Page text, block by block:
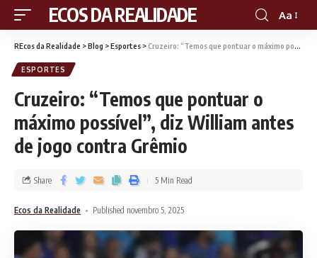
RECOS DA REALIDADE Aa
REcos da Realidade >Blog >Esportes >Cruzeiro: “Temos que pontuar o máximo possível”, diz William antes de jogo contra Grêmio
ESPORTES
Cruzeiro: “Temos que pontuar o
máximo possível”, diz William antes
de jogo contra Grêmio
Ecos da Realidade Published novembro 5, 2025
Share 5 Min Read